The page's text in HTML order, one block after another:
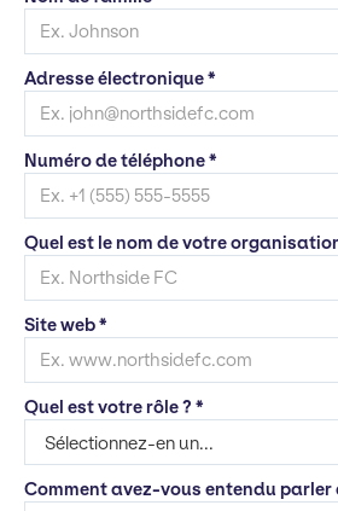
Adresse électronique *
Numéro de téléphone *
Quel est le nom de votre
Site web *
Quel est votre rôle ? *
Comment avez-vous entendu parler